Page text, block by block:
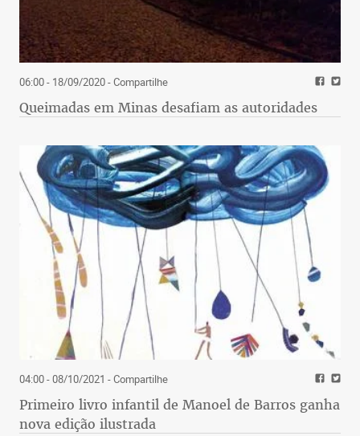
06:00 - 18/09/2020- Compartilhe
Queimadas em Minas desafiam as autoridades
04:00 - 08/10/2021 - Compartilhe
Primeiro livro infantil de Manoel de Barros ganha
nova edição ilustrada